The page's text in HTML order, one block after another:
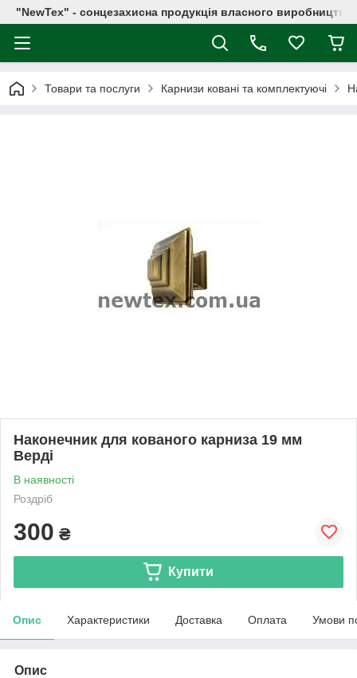
"NewTex" - сонцезахисна продукція власного виробництва
Товари та послуги Карнизи ковані та комплектуючі
Наконечник для кованого карниза 19 мм
Верді
В наявності
Роздріб
300 ₴
Купити
Опис Характеристики Доставка Оплата Умови
Опис